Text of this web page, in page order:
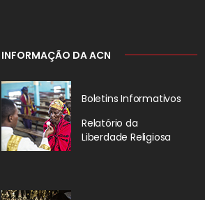
INFORMAÇÃO DA ACN
Boletins Informativos
Relatório da
Liberdade Religiosa